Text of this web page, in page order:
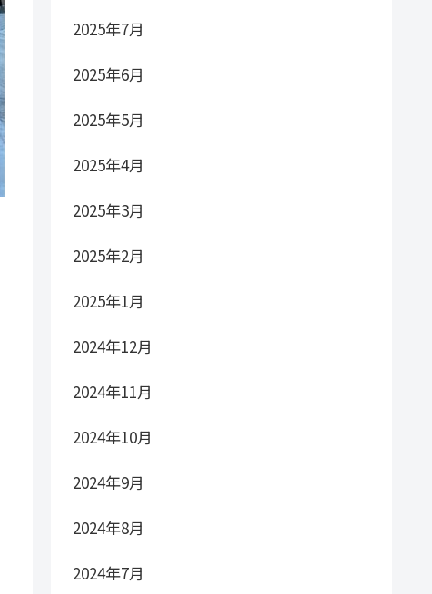
2025年7月
2025年6月
2025年5月
2025年4月
2025年3月
2025年2月
2025年1月
2024年12月
2024年11月
2024年10月
2024年9月
2024年8月
2024年7月